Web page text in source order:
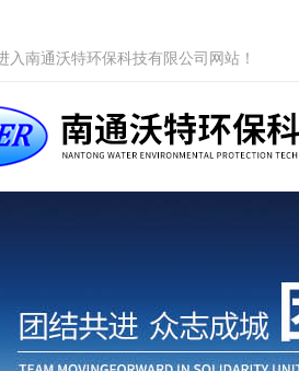
入南通沃特环保科技有限公司网站！